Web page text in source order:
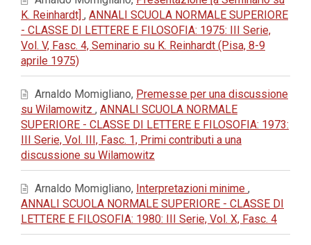
K. Reinhardt] , ANNALI SCUOLA NORMALE SUPERIORE
- CLASSE DI LETTERE E FILOSOFIA: 1975: III Serie,
Vol. V, Fasc. 4, Seminario su K. Reinhardt (Pisa, 8-9
aprile 1975)
Arnaldo Momigliano, Premesse per una discussione
su Wilamowitz , ANNALI SCUOLA NORMALE
SUPERIORE - CLASSE DI LETTERE E FILOSOFIA: 1973:
III Serie, Vol. III, Fasc. 1, Primi contributi a una
discussione su Wilamowitz
Arnaldo Momigliano, Interpretazioni minime ,
ANNALI SCUOLA NORMALE SUPERIORE - CLASSE DI
LETTERE E FILOSOFIA: 1980: III Serie, Vol. X, Fasc. 4